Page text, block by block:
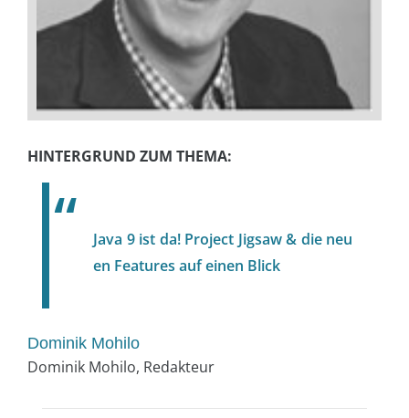
HINTERGRUND ZUM THEMA:
Java 9 ist da! Project Jigsaw & die neu
en Features auf einen Blick
Dominik Mohilo
Dominik Mohilo, Redakteur